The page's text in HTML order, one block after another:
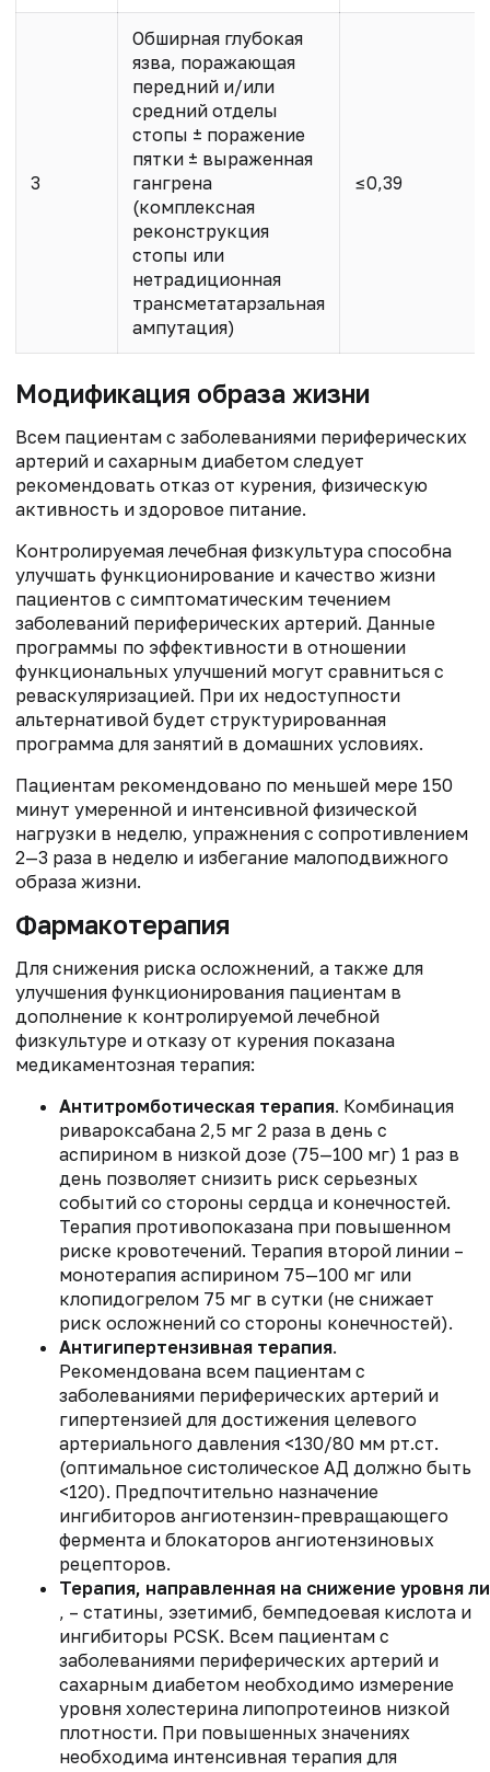
3
Обширная глубокая
язва, поражающая
передний и/или
средний отделы
стопы ± поражение
пятки ± выраженная
гангрена
(комплексная
реконструкция
стопы или
нетрадиционная
трансметатарзальная
ампутация)
≤0,39
Модификация образа жизни
Всем пациентам с заболеваниями периферических
артерий и сахарным диабетом следует
рекомендовать отказ от курения, физическую
активность и здоровое питание.
Контролируемая лечебная физкультура способна
улучшать функционирование и качество жизни
пациентов с симптоматическим течением
заболеваний периферических артерий. Данные
программы по эффективности в отношении
функциональных улучшений могут сравниться с
реваскуляризацией. При их недоступности
альтернативой будет структурированная
программа для занятий в домашних условиях.
Пациентам рекомендовано по меньшей мере 150
минут умеренной и интенсивной физической
нагрузки в неделю, упражнения с сопротивлением
2—3 раза в неделю и избегание малоподвижного
образа жизни.
Фармакотерапия
Для снижения риска осложнений, а также для
улучшения функционирования пациентам в
дополнение к контролируемой лечебной
физкультуре и отказу от курения показана
медикаментозная терапия:
Антитромботическая терапия. Комбинация
ривароксабана 2,5 мг 2 раза в день с
аспирином в низкой дозе (75—100 мг) 1 раз в
день позволяет снизить риск серьезных
событий со стороны сердца и конечностей.
Терапия противопоказана при повышенном
риске кровотечений. Терапия второй линии –
монотерапия аспирином 75—100 мг или
клопидогрелом 75 мг в сутки (не снижает
риск осложнений со стороны конечностей).
Антигипертензивная терапия.
Рекомендована всем пациентам с
заболеваниями периферических артерий и
гипертензией для достижения целевого
артериального давления <130/80 мм рт.ст.
(оптимальное систолическое АД должно быть
<120). Предпочтительно назначение
ингибиторов ангиотензин-превращающего
фермента и блокаторов ангиотензиновых
рецепторов.
Терапия, направленная на снижение уровня
, – статины, эзетимиб, бемпедоевая кислота и
ингибиторы PCSK. Всем пациентам с
заболеваниями периферических артерий и
сахарным диабетом необходимо измерение
уровня холестерина липопротеинов низкой
плотности. При повышенных значениях
необходима интенсивная терапия для